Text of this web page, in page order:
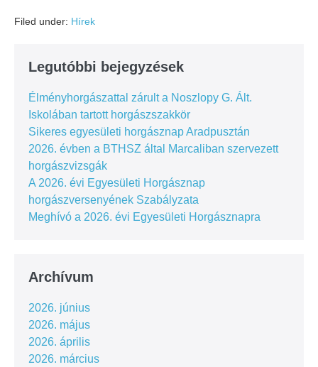
Filed under: Hírek
Legutóbbi bejegyzések
Élményhorgászattal zárult a Noszlopy G. Ált.
Iskolában tartott horgászszakkör
Sikeres egyesületi horgásznap Aradpusztán
2026. évben a BTHSZ által Marcaliban szervezett
horgászvizsgák
A 2026. évi Egyesületi Horgásznap
horgászversenyének Szabályzata
Meghívó a 2026. évi Egyesületi Horgásznapra
Archívum
2026. június
2026. május
2026. április
2026. március